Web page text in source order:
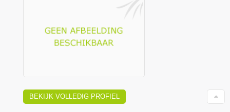
BEKIJK VOLLEDIG PROFIEL